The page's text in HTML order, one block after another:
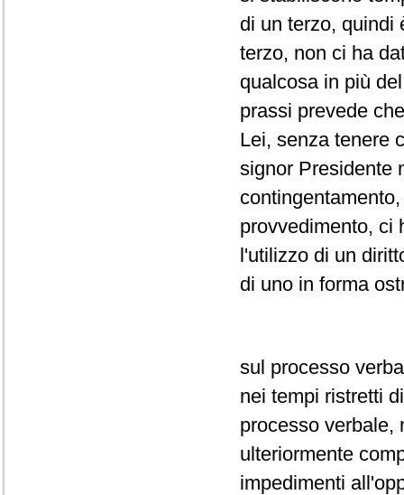
di un terzo, quindi
terzo, non ci ha
qualcosa in più
prassi prevede
Lei, senza tenere
signor Presidente
provvedimento, ci
l'utilizzo di un
di uno in forma
sul processo
nei tempi ristretti
processo verbale,
ulteriormente
impedimenti